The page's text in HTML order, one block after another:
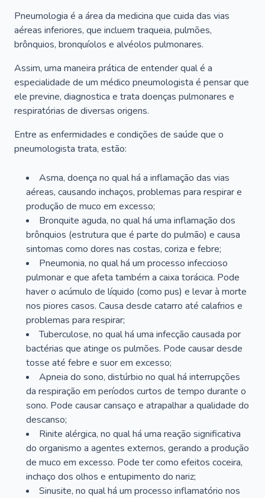
Pneumologia é a área da medicina que cuida das vias
aéreas inferiores, que incluem traqueia, pulmões,
brônquios, bronquíolos e alvéolos pulmonares.
Assim, uma maneira prática de entender qual é a
especialidade de um médico pneumologista é pensar que
ele previne, diagnostica e trata doenças pulmonares e
respiratórias de diversas origens.
Entre as enfermidades e condições de saúde que o
pneumologista trata, estão:
Asma, doença no qual há a inflamação das vias
aéreas, causando inchaços, problemas para respirar e
produção de muco em excesso;
Bronquite aguda, no qual há uma inflamação dos
brônquios (estrutura que é parte do pulmão) e causa
sintomas como dores nas costas, coriza e febre;
Pneumonia, no qual há um processo infeccioso
pulmonar e que afeta também a caixa torácica. Pode
haver o acúmulo de líquido (como pus) e levar à morte
nos piores casos. Causa desde catarro até calafrios e
problemas para respirar;
Tuberculose, no qual há uma infecção causada por
bactérias que atinge os pulmões. Pode causar desde
tosse até febre e suor em excesso;
Apneia do sono, distúrbio no qual há interrupções
da respiração em períodos curtos de tempo durante o
sono. Pode causar cansaço e atrapalhar a qualidade do
descanso;
Rinite alérgica, no qual há uma reação significativa
do organismo a agentes externos, gerando a produção
de muco em excesso. Pode ter como efeitos coceira,
inchaço dos olhos e entupimento do nariz;
Sinusite, no qual há um processo inflamatório nos